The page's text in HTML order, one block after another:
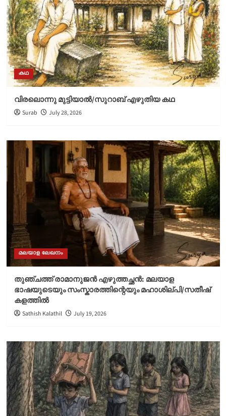
കഥ
വിരലൊന്നു മുട്ടിയാൽ/സുറാബ് എഴുതിയ കഥ
Surab July 28, 2026
മലയാള ലേഖനം
തുഞ്ചത്ത് രാമാനുജൻ എഴുത്തച്ഛൻ: മലയാള
ഭാഷയുടെയും സംസ്കാരത്തിന്റെയും മഹാശില്പി/സതീഷ്
കളത്തിൽ
Sathish Kalathil July 19, 2026